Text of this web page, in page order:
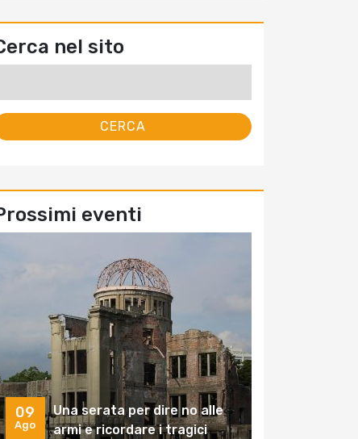
nel sito
eventi
09
Ago
Una serata per dire no alle
armi e ricordare i tragici